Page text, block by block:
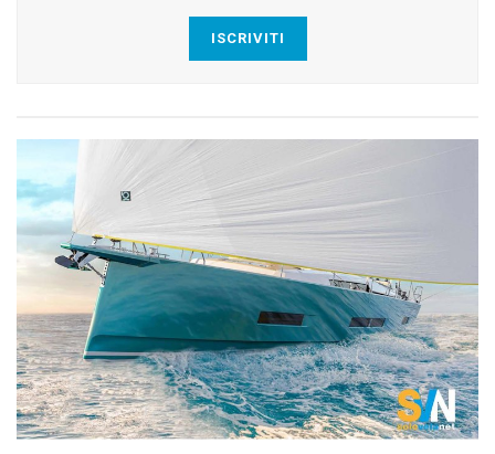
ISCRIVITI